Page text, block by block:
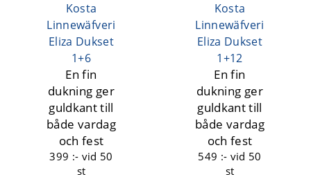
Kosta
Linnewäfveri
Eliza Dukset
1+6
En fin
dukning ger
guldkant till
både vardag
och fest
399 :- vid 50
st
Kosta
Linnewäfveri
Eliza Dukset
1+12
En fin
dukning ger
guldkant till
både vardag
och fest
549 :- vid 50
st